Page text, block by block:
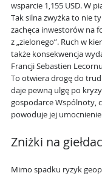
wsparcie 1,155 USD. W
Tak silna zwyżka to nie
zachęca inwestorów na
z „zielonego”. Ruch w
także konsekwencja
Francji Sebastien
To otwiera drogę do
daje pewną ulgę po
gospodarce Wspólnoty,
powoduje jej
Zniżki na
Mimo spadku ryzyk